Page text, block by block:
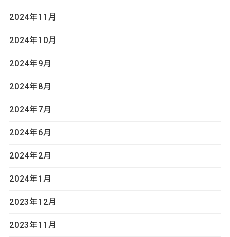
2024年11月
2024年10月
2024年9月
2024年8月
2024年7月
2024年6月
2024年2月
2024年1月
2023年12月
2023年11月